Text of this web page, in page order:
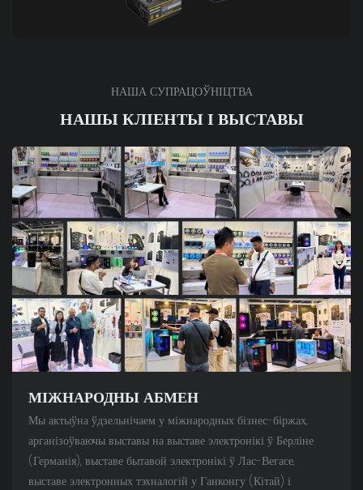
НАША СУПРАЦОЎНІЦТВА
НАШЫ КЛІЕНТЫ І ВЫСТАВЫ
МІЖНАРОДНЫ АБМЕН
Мы актыўна ўдзельнічаем у міжнародных бізнес-біржах,
арганізоўваючы выставы на выставе электронікі ў Берліне
(Германія), выставе бытавой электронікі ў Лас-Вегасе,
выставе электронных тэхналогій у Ганконгу (Кітай) і